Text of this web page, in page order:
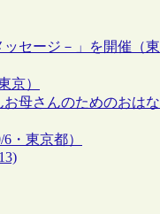
セージ－」を開催（東
京）
母さんのためのおはな
・東京都）